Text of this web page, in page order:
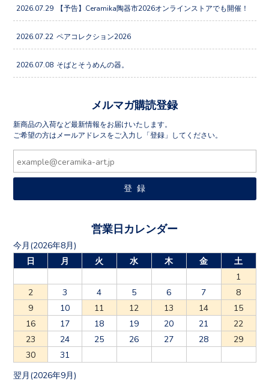
2026.07.29 【予告】Ceramika陶器市2026オンラインストアでも開催！
2026.07.22 ペアコレクション2026
2026.07.08 そばとそうめんの器。
メルマガ購読登録
新商品の入荷など最新情報をお届けいたします。
ご希望の方はメールアドレスをご入力し「登録」してください。
営業日カレンダー
今月(2026年8月)
日
月 火 水 木 金
土
1
2
3 4 5 6 7
8
9
10 11 12 13 14
15
16
17 18 19 20 21
22
23
24 25 26 27 28
29
30
31
翌月(2026年9月)